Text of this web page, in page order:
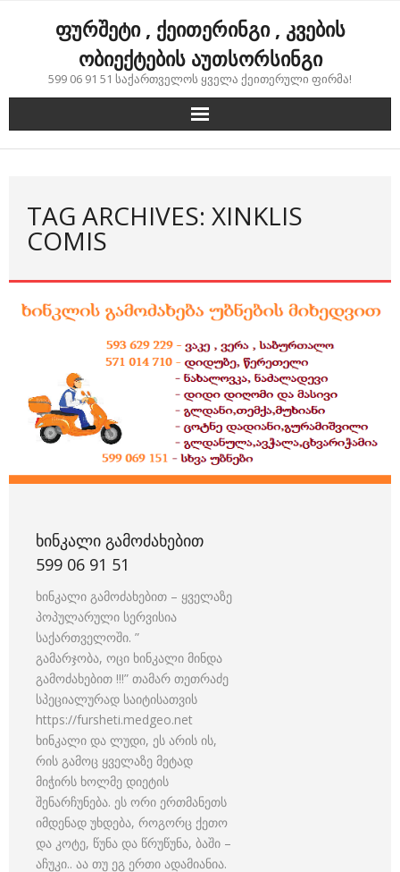
ფურშეტი , ქეითერინგი , კვების
ობიექტების აუთსორსინგი
599 06 91 51 საქართველოს ყველა ქეითერული ფირმა!
TAG ARCHIVES: XINKLIS
COMIS
ᲮᲘᲜᲙᲐᲚᲘ ᲒᲐᲛᲝᲫᲐᲮᲔᲑᲘᲗ
599 06 91 51
ხინკალი გამოძახებით – ყველაზე
პოპულარული სერვისია
საქართველოში. ”
გამარჯობა, ოცი ხინკალი მინდა
გამოძახებით !!!” თამარ თეთრაძე
სპეციალურად საიტისათვის
https://fursheti.medgeo.net
ხინკალი და ლუდი, ეს არის ის,
რის გამოც ყველაზე მეტად
მიჭირს ხოლმე დიეტის
შენარჩუნება. ეს ორი ერთმანეთს
იმდენად უხდება, როგორც ქეთო
და კოტე, წუნა და წრუწუნა, ბაში –
აჩუკი.. აა თუ ეგ ერთი ადამიანია.